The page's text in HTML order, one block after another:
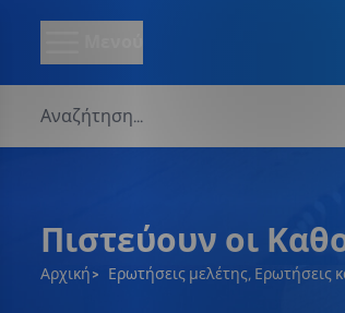
Πιστεύουν οι
Αρχική Ερωτήσεις μελέτης, Ερωτήσεις